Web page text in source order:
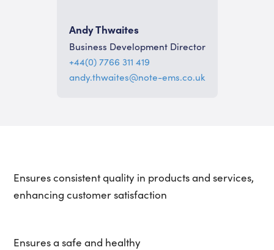
Andy Thwaites
Business Development Director
+44(0) 7766 311 419
andy.thwaites@note-ems.co.uk
Ensures consistent quality in products and services,
enhancing customer satisfaction
Ensures a safe and healthy